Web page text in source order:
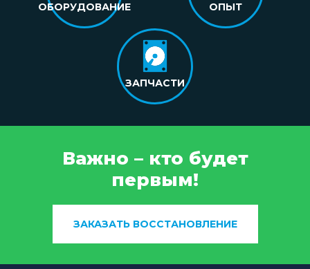
ОБОРУДОВАНИЕ ОПЫТ
ЗАПЧАСТИ
Важно – кто будет
первым!
ЗАКАЗАТЬ ВОССТАНОВЛЕНИЕ